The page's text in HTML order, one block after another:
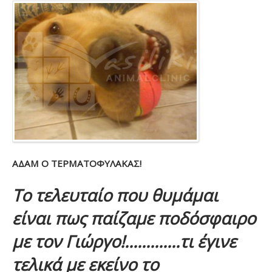
ΑΔΑΜ Ο ΤΕΡΜΑΤΟΦΥΛΑΚΑΣ!
Το τελευταίο που θυμάμαι
είναι πως παίζαμε ποδόσφαιρο
με τον Γιώργο!.............τι έγινε
τελικά με εκείνο το